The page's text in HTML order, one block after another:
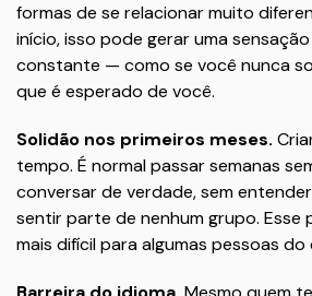
formas de se relacionar muito
início, isso pode gerar uma
constante — como se você nunca
que é esperado de você.
Solidão nos primeiros meses.
tempo. É normal passar semanas
conversar de verdade, sem
sentir parte de nenhum grupo. Esse
mais difícil para algumas pessoas